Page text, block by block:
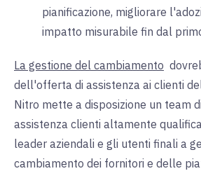
pianificazione, migliorare
impatto misurabile fin dal
La gestione del cambiamento
dell'offerta di assistenza ai clienti
Nitro mette a disposizione un team
assistenza clienti altamente
leader aziendali e gli utenti finali a
cambiamento dei fornitori e delle